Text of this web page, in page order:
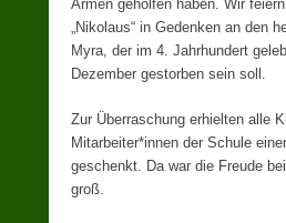
Armen geholfen haben. Wir
„Nikolaus“ in Gedenken an den
Myra, der im 4. Jahrhundert
Dezember gestorben sein soll.
Zur Überraschung erhielten alle
Mitarbeiter*innen der Schule
geschenkt. Da war die Freude
groß.